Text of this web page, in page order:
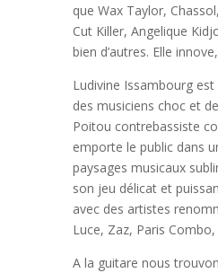
que Wax Taylor,
Cut Killer, Angelique
bien d’autres. Elle
Ludivine Issambourg
des musiciens choc et
Poitou contrebassiste
emporte le public dans
paysages musicaux
son jeu délicat et
avec des artistes
Luce, Zaz, Paris
A la guitare nous